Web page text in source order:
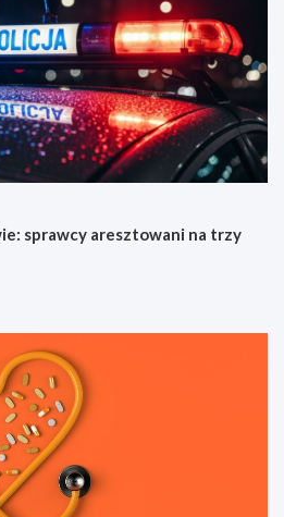
sprawcy aresztowani na trzy